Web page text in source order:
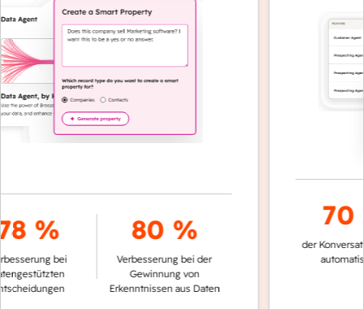
%
bei
80 %
Verbesserung bei der
Gewinnung von
Erkenntnissen aus Daten
70
der